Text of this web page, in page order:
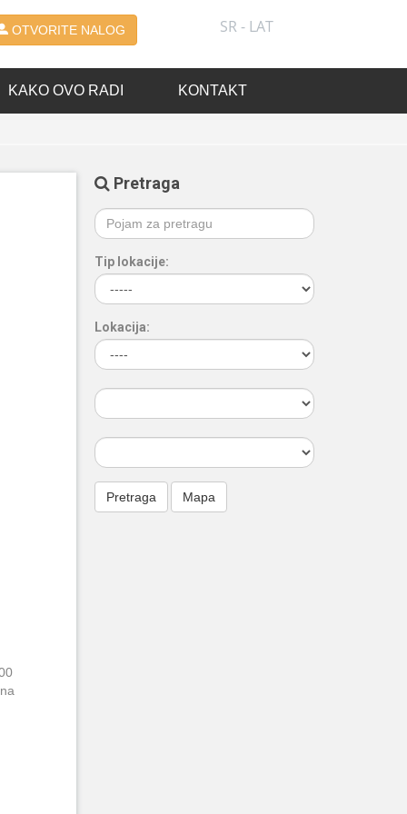
OTVORITE NALOG SR - LAT
KAKO OVO RADI KONTAKT
Pretraga
Tip lokacije:
Lokacija: